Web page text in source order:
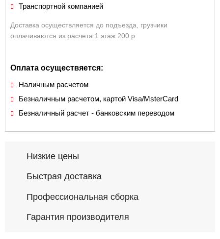
Транспортной компанией
Доставка осуществляется до подъезда, грузчики
оплачиваются из расчета 1 этаж 200 р
Оплата осуществяется:
Наличным расчетом
Безналичным расчетом, картой Visa/MsterCard
Безналичный расчет - банковским переводом
Низкие цены
Быстрая доставка
Профессиональная сборка
Гарантия производителя